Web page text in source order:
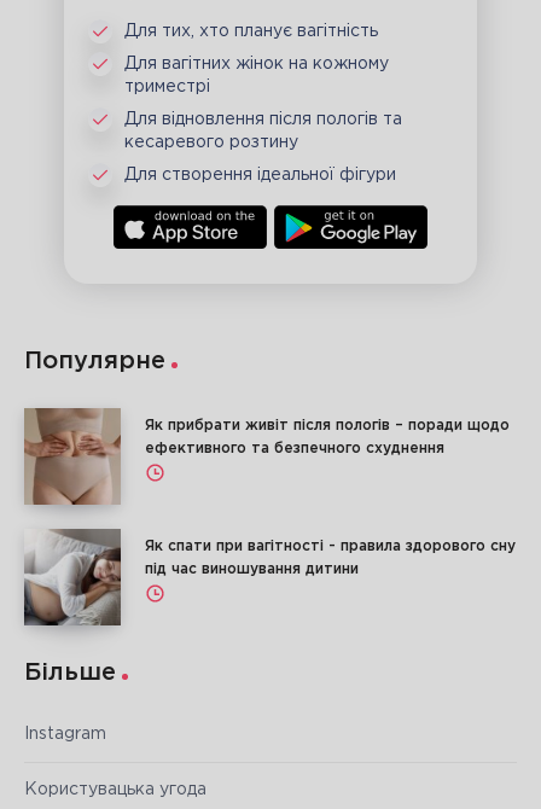
Для тих, хто планує вагітність
Для вагітних жінок на кожному
триместрі
Для відновлення після пологів та
кесаревого розтину
Для створення ідеальної фігури
Популярне
Як прибрати живіт після пологів – поради щодо
ефективного та безпечного схуднення
Як спати при вагітності - правила здорового сну
під час виношування дитини
Більше
Instagram
Користувацька угода